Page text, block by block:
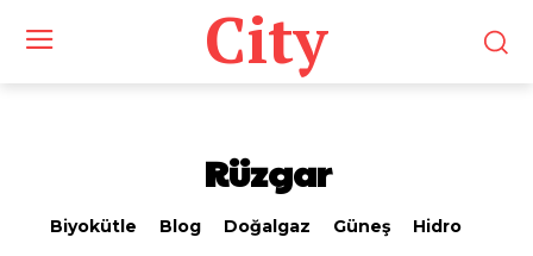
City
Rüzgar
Biyokütle Blog Doğalgaz Güneş Hidro